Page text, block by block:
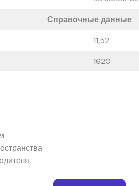
Справочные данные
11,52
1620